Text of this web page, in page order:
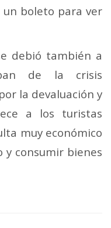
boleto para ver
debió también a
de la crisis
la devaluación y
a los turistas
muy económico
y consumir bienes